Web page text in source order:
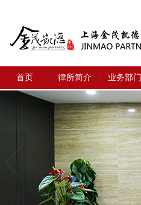
首页 律所简介 业务部门